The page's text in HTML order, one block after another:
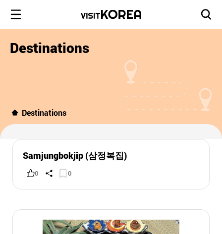
Destinations
Destinations
Samjungbokjip (삼정복집)
0 0